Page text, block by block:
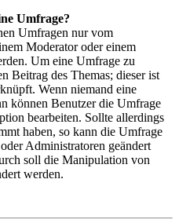
Umfrage?
Umfragen nur vom
Moderator oder einem
Um eine Umfrage zu
Beitrag des Themas; dieser ist
Wenn niemand eine
können Benutzer die Umfrage
bearbeiten. Sollte allerdings
haben, so kann die Umfrage
Administratoren geändert
soll die Manipulation von
werden.